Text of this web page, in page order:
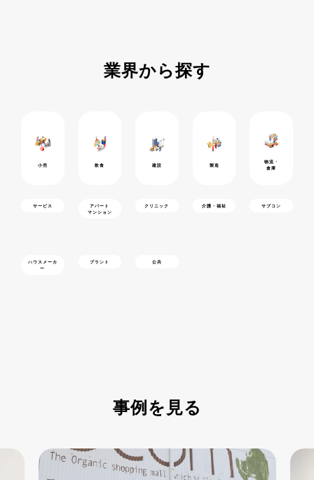
業界から探す
小売 飲食 建設 製造
物流・
倉庫
サービス
アパート
マンション
クリニック 介護・福祉 サブコン
ハウスメーカ
ー
プラント 公共
事例を見る